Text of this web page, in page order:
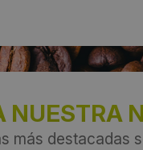
NUESTRA
más destacadas